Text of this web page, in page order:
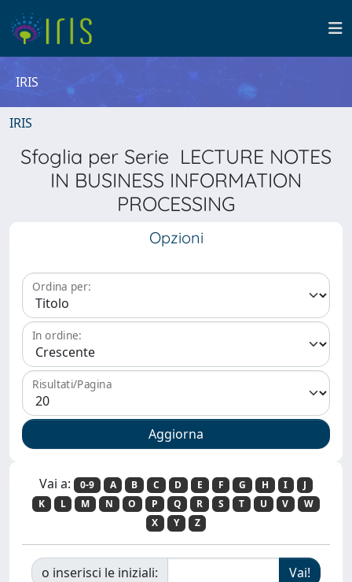
IRIS
IRIS
Sfoglia per Serie LECTURE NOTES
IN BUSINESS INFORMATION
PROCESSING
Opzioni
Ordina per:
In ordine:
Risultati/Pagina
Vai a: 0-9 A B C D E F G H I
J
K
L M N O P Q R S T U V
W
X
Y Z
o inserisci le iniziali: